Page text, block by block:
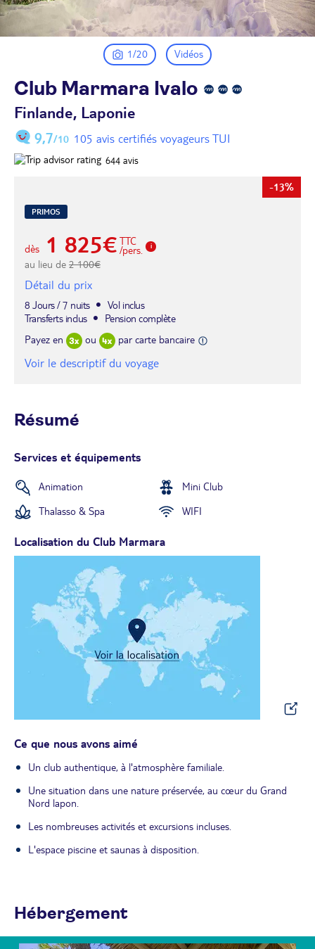
1/20 Vidéos
Club Marmara Ivalo
Finlande, Laponie
9,7/10 105 avis certifiés voyageurs TUI
644 avis
-13%
PRIMOS
dès 1 825€ TTC
/pers.
au lieu de 2 100€
Détail du prix
8 Jours / 7 nuits
Vol inclus
Transferts inclus
Pension complète
Payez en
ou par carte bancaire
Voir le descriptif du voyage
Résumé
Services et équipements
Animation
Mini Club
Thalasso & Spa
WIFI
Localisation du Club Marmara
Ce que nous avons aimé
Un club authentique, à l'atmosphère familiale.
Une situation dans une nature préservée, au cœur du Grand
Nord lapon.
Les nombreuses activités et excursions incluses.
L'espace piscine et saunas à disposition.
Hébergement